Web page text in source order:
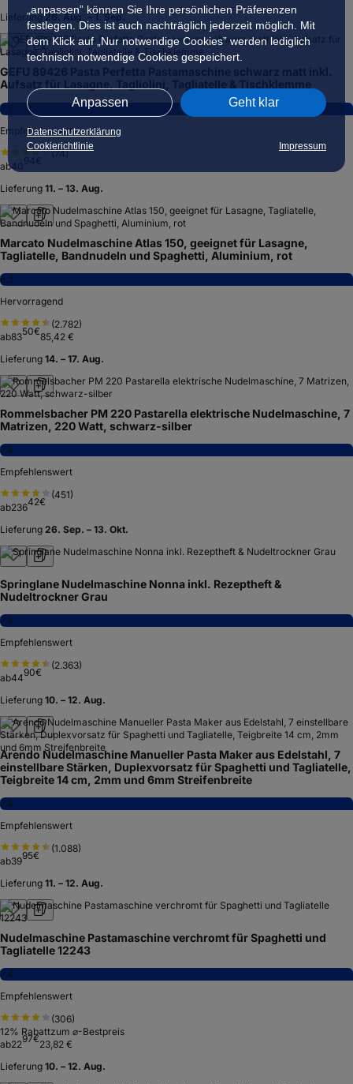
„anpassen” können Sie Ihre persönlichen Präferenzen
festlegen. Dies ist auch nachträglich jederzeit möglich. Mit
dem Klick auf „Nur notwendige Cookies” werden lediglich
technisch notwendige Cookies gespeichert.
Anpassen Geht klar
Datenschutzerklärung
Cookierichtlinie
Impressum
7,9
Empfehlenswert
ab
Lieferung 10. – 11. Aug.
Testsieger
Imperia 20600 Nudelmaschine manuell 15 cm Walzenbreite,
verchromter Stahl, 6 verschiedene Stärken
8,0
Hervorragend
(6)
ab8900€
Lieferung 26. Aug. – 1. Sep.
GEFU 89426 Pasta Perfetta Pastamaschine schwarz matt inkl.
Aufsatz für Lasagne, Tagliolini, Tagliatelle & Tischklemme
7,8
Empfehlenswert
(74)
ab4094€
Lieferung 11. – 13. Aug.
Marcato Nudelmaschine Atlas 150, geeignet für Lasagne,
Tagliatelle, Bandnudeln und Spaghetti, Aluminium, rot
8,3
Hervorragend
(2.782)
ab8350€ 85,42 €
Lieferung 14. – 17. Aug.
Rommelsbacher PM 220 Pastarella elektrische Nudelmaschine, 7
Matrizen, 220 Watt, schwarz-silber
7,8
Empfehlenswert
(451)
ab23642€
Lieferung 26. Sep. – 13. Okt.
Springlane Nudelmaschine Nonna inkl. Rezeptheft &
Nudeltrockner Grau
7,8
Empfehlenswert
( 2.363 )
ab4490€
Lieferung 10. – 12. Aug.
Arendo Nudelmaschine Manueller Pasta Maker aus Edelstahl, 7
einstellbare Stärken, Duplexvorsatz für Spaghetti und Tagliatelle,
Teigbreite 14 cm, 2mm und 6mm Streifenbreite
7,8